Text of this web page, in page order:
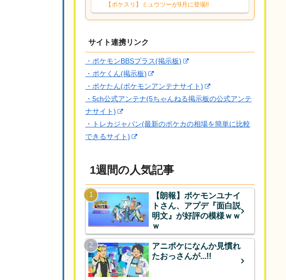
響は勉強になります。ありがとうござい
ますオイルはだいぶ強めのABBレントラ
ーいて芋の方が不安なんで1枚目にしよう
【ポケスリ】ミュウツーが9月に登場!!
サイト連携リンク
・ポケモンBBSプラス(掲示板)
・ポケくん(掲示板)
・ポケたん(ポケモンアンテナサイト)
・5ch公式アンテナ(5ちゃんねる掲示板の公式アンテ
ナサイト)
・トレカジャパン(最新のポケカの相場を簡単に比較
できるサイト)
1週間の人気記事
【朗報】ポケモンユナイ
トさん、アプデ『面白説
明文』が好評の模様ｗｗ
ｗ
アニポケになんか見慣れ
たおっさんが...!!